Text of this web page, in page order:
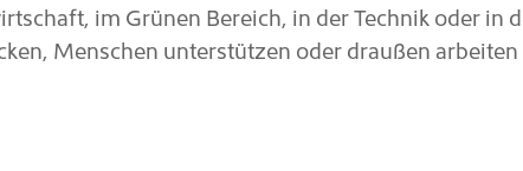
im Grünen Bereich, in der Technik oder in
Menschen unterstützen oder draußen